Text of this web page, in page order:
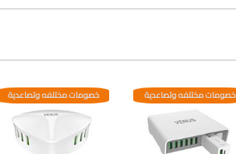
خصومات مختلفه وتصاعدية خصومات مختلفه وتصاعدية